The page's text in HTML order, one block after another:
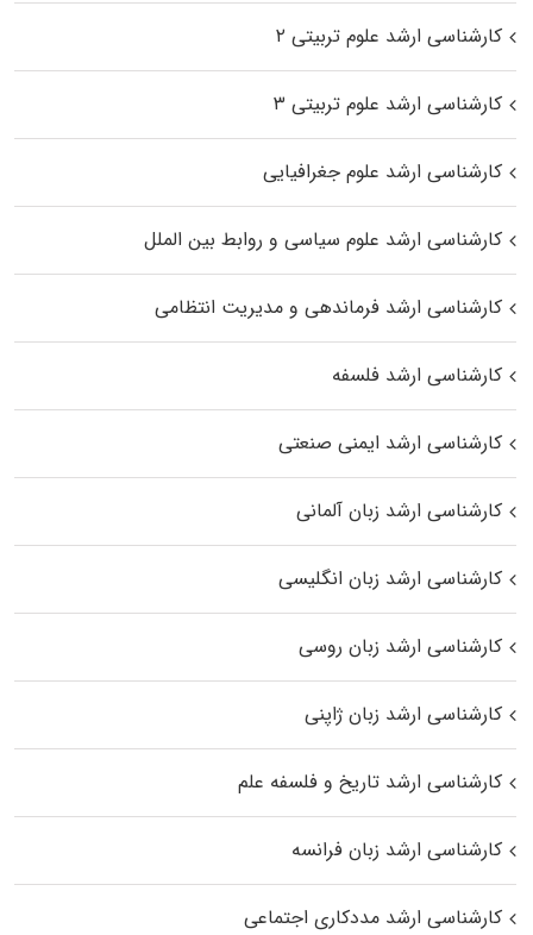
کارشناسی ارشد علوم تربیتی ۲
کارشناسی ارشد علوم تربیتی ۳
کارشناسی ارشد علوم جغرافیایی
کارشناسی ارشد علوم سیاسی و روابط بین الملل
کارشناسی ارشد فرماندهی و مدیریت انتظامی
کارشناسی ارشد فلسفه
کارشناسی ارشد ایمنی صنعتی
کارشناسی ارشد زبان آلمانی
کارشناسی ارشد زبان انگلیسی
کارشناسی ارشد زبان روسی
کارشناسی ارشد زبان ژاپنی
کارشناسی ارشد تاریخ و فلسفه علم
کارشناسی ارشد زبان فرانسه
کارشناسی ارشد مددکاری اجتماعی